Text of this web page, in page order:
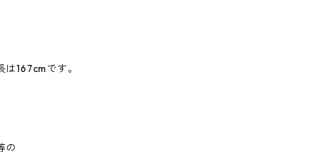
167cmです。
の